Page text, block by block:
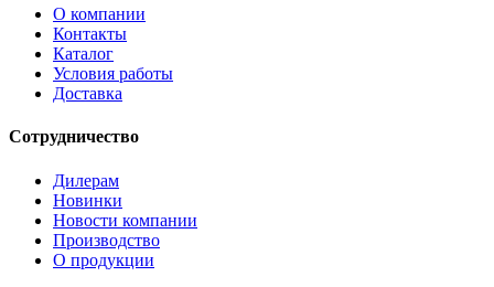
О компании
Контакты
Каталог
Условия работы
Доставка
Сотрудничество
Дилерам
Новинки
Новости компании
Производство
О продукции